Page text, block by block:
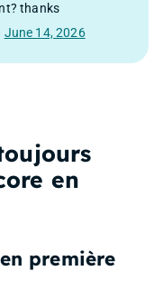
thanks
June 14, 2026
en
première